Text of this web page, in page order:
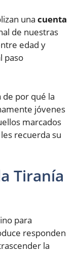
una cuenta
de nuestras
edad y
paso
de por qué la
jóvenes
marcados
recuerda su
Tiranía
para
responden
la